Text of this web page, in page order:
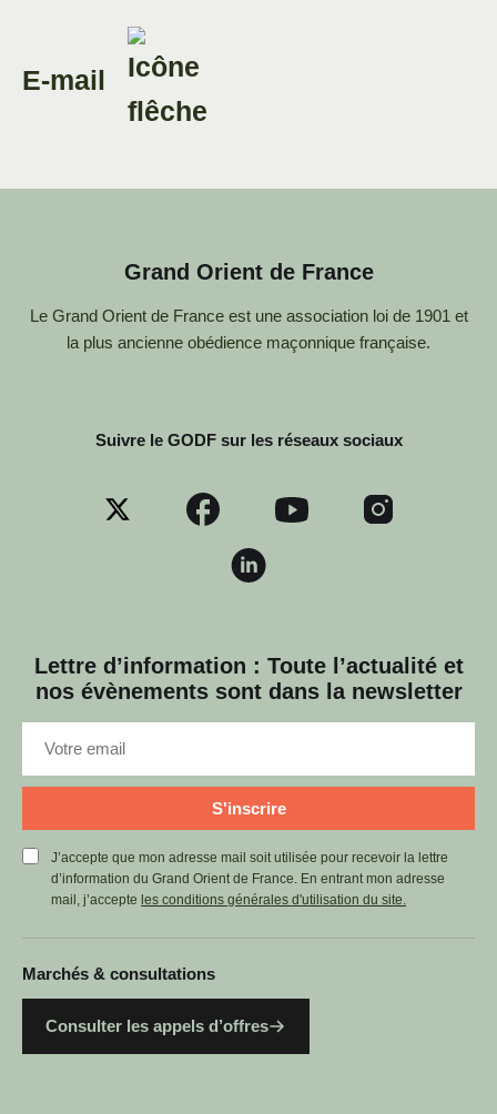
E-mail
Grand Orient de France
Le Grand Orient de France est une association loi de 1901 et
la plus ancienne obédience maçonnique française.
Suivre le GODF sur les réseaux sociaux
Lettre d’information : Toute l’actualité et
nos évènements sont dans la newsletter
S'inscrire
J’accepte que mon adresse mail soit utilisée pour recevoir la lettre
d’information du Grand Orient de France. En entrant mon adresse
mail, j’accepte les conditions générales d'utilisation du site.
Marchés & consultations
Consulter les appels d’offres